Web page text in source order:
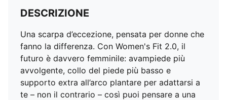
DESCRIZIONE
Una scarpa d’eccezione, pensata per donne che
fanno la differenza. Con Women's Fit 2.0, il
futuro è davvero femminile: avampiede più
avvolgente, collo del piede più basso e
supporto extra all’arco plantare per adattarsi a
te – non il contrario – così puoi pensare a una